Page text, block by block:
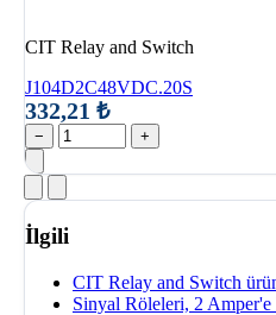
CIT Relay and Switch
J104D2C48VDC.20S
332,21 ₺
− +
İlgili
CIT Relay and Switch
Sinyal Röleleri, 2